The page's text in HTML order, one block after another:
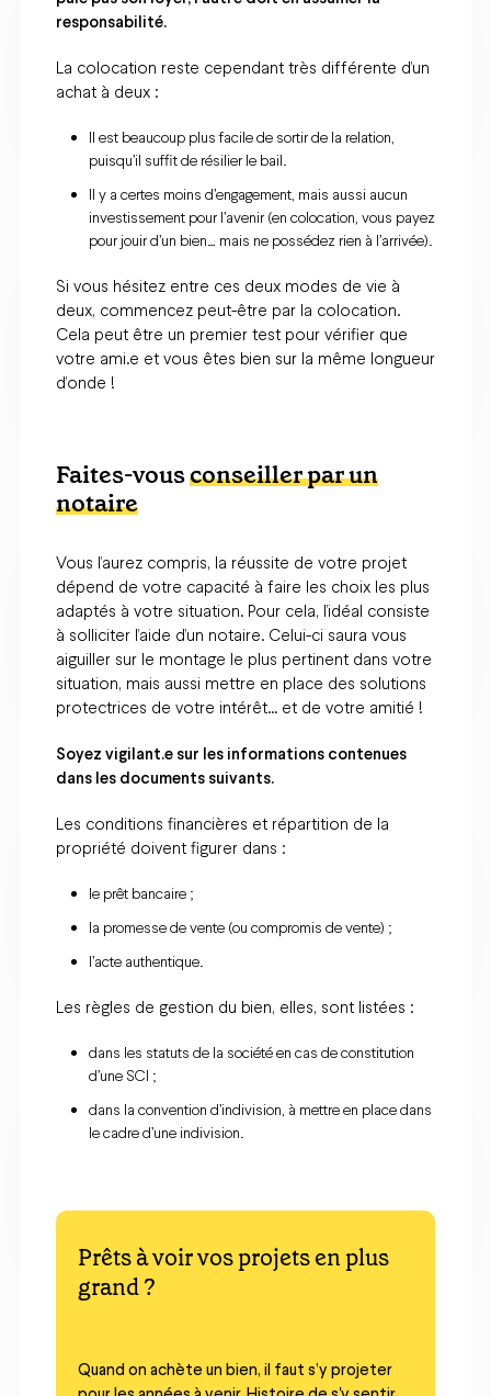
responsabilité.
La colocation reste cependant très différente d’un
achat à deux :
Il est beaucoup plus facile de sortir de la relation,
puisqu’il suffit de résilier le bail.
Il y a certes moins d’engagement, mais aussi aucun
investissement pour l’avenir (en colocation, vous payez
pour jouir d’un bien… mais ne possédez rien à l’arrivée).
Si vous hésitez entre ces deux modes de vie à
deux, commencez peut-être par la colocation.
Cela peut être un premier test pour vérifier que
votre ami.e et vous êtes bien sur la même longueur
d’onde !
Faites-vousconseiller par un
notaire
Vous l’aurez compris, la réussite de votre projet
dépend de votre capacité à faire les choix les plus
adaptés à votre situation. Pour cela, l’idéal consiste
à solliciter l’aide d’un notaire. Celui-ci saura vous
aiguiller sur le montage le plus pertinent dans votre
situation, mais aussi mettre en place des solutions
protectrices de votre intérêt… et de votre amitié !
Soyez vigilant.e sur les informations contenues
dans les documents suivants.
Les conditions financières et répartition de la
propriété doivent figurer dans :
le prêt bancaire ;
la promesse de vente (ou compromis de vente) ;
l’acte authentique.
Les règles de gestion du bien, elles, sont listées :
dans les statuts de la société en cas de constitution
d’une SCI ;
dans la convention d’indivision, à mettre en place dans
le cadre d’une indivision.
Prêts à voir vos projets en plus
grand ?
Quand on achète un bien, il faut s’y projeter